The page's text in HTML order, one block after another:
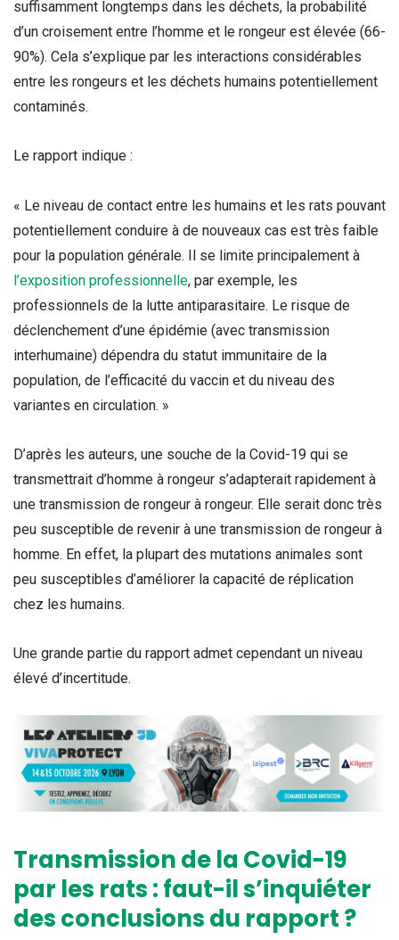
suffisamment longtemps dans les déchets, la probabilité
d’un croisement entre l’homme et le rongeur est élevée (66-
90%). Cela s’explique par les interactions considérables
entre les rongeurs et les déchets humains potentiellement
contaminés.
Le rapport indique :
« Le niveau de contact entre les humains et les rats pouvant
potentiellement conduire à de nouveaux cas est très faible
pour la population générale. Il se limite principalement à
l’exposition professionnelle, par exemple, les
professionnels de la lutte antiparasitaire. Le risque de
déclenchement d’une épidémie (avec transmission
interhumaine) dépendra du statut immunitaire de la
population, de l’efficacité du vaccin et du niveau des
variantes en circulation. »
D’après les auteurs, une souche de la Covid-19 qui se
transmettrait d’homme à rongeur s’adapterait rapidement à
une transmission de rongeur à rongeur. Elle serait donc très
peu susceptible de revenir à une transmission de rongeur à
homme. En effet, la plupart des mutations animales sont
peu susceptibles d’améliorer la capacité de réplication
chez les humains.
Une grande partie du rapport admet cependant un niveau
élevé d’incertitude.
Transmission de la Covid-19
par les rats : faut-il s’inquiéter
des conclusions du rapport ?